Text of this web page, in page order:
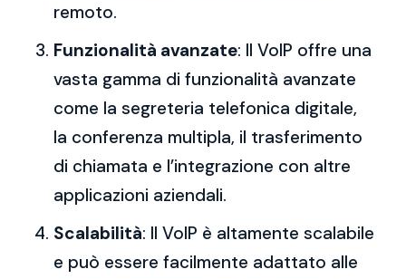
remoto.
Funzionalità avanzate: Il VoIP offre una
vasta gamma di funzionalità avanzate
come la segreteria telefonica digitale,
la conferenza multipla, il trasferimento
di chiamata e l’integrazione con altre
applicazioni aziendali.
Scalabilità: Il VoIP è altamente scalabile
e può essere facilmente adattato alle